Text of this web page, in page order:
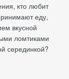
кто любит
еду,
вкусной
ломтиками
серединкой?